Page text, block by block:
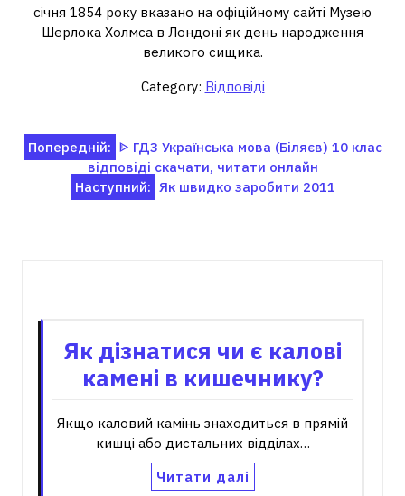
січня 1854 року вказано на офіційному сайті Музею
Шерлока Холмса в Лондоні як день народження
великого сищика.
Category: Відповіді
Навігація
записів
Попередній: ᐈ ГДЗ Українська мова (Біляєв) 10 клас
відповіді скачати, читати онлайн
Наступний: Як швидко заробити 2011
Як дізнатися чи є калові
камені в кишечнику?
Якщо каловий камінь знаходиться в прямій
кишці або дистальних відділах…
Читати далі